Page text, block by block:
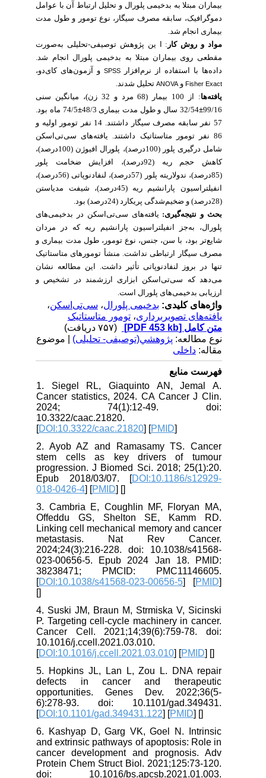
بیماران مبتلا به بدخیمی پلورال و تحلیل ارتباط آن با عوامل
دموگرافیک، سابقه مصرف سیگار، نوع تومور و طول مدت
بیماری انجام شد.
مواد و روش کار: ا ین پژوهش توصیفی-تحلیلی به‌صورت
مقطعی روی بیماران مبتلا به بدخیمی پلورال انجام شد.
داده‌ها با استفاده از نرم‌افزار
و آزمون‌های کای‌دو،
Fisher Exact وANOVA تحلیل شدند.
یافته‌ها
: از 100 بیمار (68 مرد و 32 زن)، میانگین سنی
99/16
±32/54 سال و طول مدت بیماری 48/3 ±
74/5 ماه بود.
57 نفر سابقه مصرف سیگار داشتند. 14 نفر تومور اولیه و
86 نفر تومور متاستاتیک داشتند. یافته‌های سی‌تی‌اسکن
شامل درگیری پلور (100درصد)، پلورال افیوژن (100درصد)،
کاهش حجم ریه (92درصد)، افزایش ضخامت پلور
(85درصد)، ندولاریته پلور (57درصد)، لنفادنوپاتی (56درصد)،
انفیلتراسیون پارانشیم ریه (45درصد)، شیفت مدیاستن
.
بحث و نتیجه‌گیری:یافته‌های سی‌تی‌اسکن در بدخیمی‌های
پلورال، به‌جز انفیلتراسیون پارانشیم ریه که در مردان
شایع‌تر بود، با سن، جنس، نوع تومور، طول مدت بیماری و
مصرف سیگار ارتباطی نداشت. منشأ تومورهای متاستاتیک
تنها در بروز لنفادنوپاتی تأثیر داشت. این مطالعه نشان
می‌دهد که سی‌تی‌اسکن ابزاری ارزشمند در تشخیص و
ارزیابی بدخیمی‌های پلورال است.
واژه‌های کلیدی:بدخیمی پلورال ،سی‌تی‌اسکن،
یافته‌های تصویربرداری،تومور متاستاتیک
متن کامل[PDF 453 kb]
نوع مطالعه:پژوهشي(توصیفی- تحلیلی) | موضوع
مقاله:داخلی
فهرست منابع
1. Siegel RL, Giaquinto AN, Jemal A.
Cancer statistics, 2024. CA Cancer J Clin.
2024; 74(1):12-49. doi:
10.3322/caac.21820.
[DOI:10.3322/caac.21820] [PMID
2. Ayob AZ and Ramasamy TS. Cancer
stem cells as key drivers of tumour
progression. J Biomed Sci. 2018; 25(1):20.
Epub 2018/03/07. [DOI:10.1186/s12929-
018-0426-4] [PMID] [
3. Cambria E, Coughlin MF, Floryan MA,
Offeddu GS, Shelton SE, Kamm RD.
Linking cell mechanical memory and cancer
metastasis. Nat Rev Cancer.
2024;24(3):216-228. doi: 10.1038/s41568-
023-00656-5. Epub 2024 Jan 18. PMID:
38238471; PMCID: PMC11146605.
[DOI:10.1038/s41568-023-00656-5 ] [PMID
4. Suski JM, Braun M, Strmiska V, Sicinski
P. Targeting cell-cycle machinery in cancer.
Cancer Cell. 2021;14;39(6):759-78. doi:
10.1016/j.ccell.2021.03.010.
[DOI:10.1016/j.ccell.2021.03.010] [PMID] [
5. Hopkins JL, Lan L, Zou L. DNA repair
defects in cancer and therapeutic
opportunities. Genes Dev. 2022;36(5-
6):278-93. doi: 10.1101/gad.349431.
[DOI:10.1101/gad.349431.122] [PMID] [
6. Kashyap D, Garg VK, Goel N. Intrinsic
and extrinsic pathways of apoptosis: Role in
cancer development and prognosis. Adv
Protein Chem Struct Biol. 2021;125:73-120.
doi: 10.1016/bs.apcsb.2021.01.003.